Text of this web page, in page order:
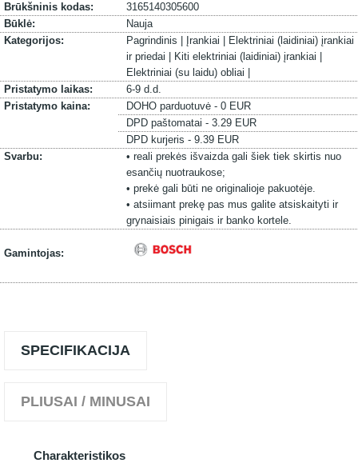
Brūkšninis kodas:
3165140305600
Būklė:
Nauja
Kategorijos:
Pagrindinis | Įrankiai |
Elektriniai (laidiniai) įrankiai
ir priedai |
Kiti elektriniai (laidiniai) įrankiai |
Elektriniai (su laidu) obliai |
Pristatymo laikas:
6-9 d.d.
Pristatymo kaina:
DOHO parduotuvė - 0 EUR
DPD paštomatai - 3.29 EUR
DPD kurjeris - 9.39 EUR
Svarbu:
• reali prekės išvaizda gali šiek tiek skirtis nuo
esančių nuotraukose;
• prekė gali būti ne originalioje pakuotėje.
• atsiimant prekę pas mus galite atsiskaityti ir
grynaisiais pinigais ir banko kortele.
Gamintojas:
SPECIFIKACIJA
PLIUSAI / MINUSAI
Charakteristikos